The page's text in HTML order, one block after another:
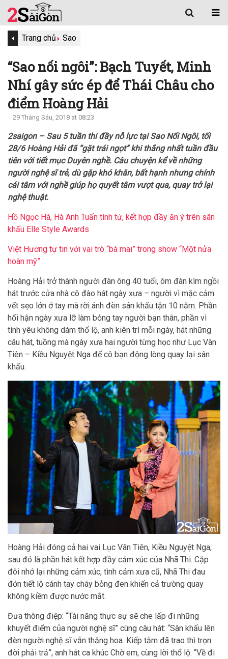
Trang chủ Sao
“Sao nối ngôi”: Bạch Tuyết, Minh
Nhí gây sức ép để Thái Châu cho
điểm Hoàng Hải
29 Tháng Sáu, 2018 at 08:23
2saigon – Sau 5 tuần thi đầy nỗ lực tại Sao Nối Ngôi, tối
28/6 Hoàng Hải đã “gặt trái ngọt” khi thắng nhất tuần đầu
tiên với tiết mục Duyên nghề. Câu chuyện kể về những
người nghệ sĩ trẻ, dù gặp khó khăn, bất hạnh nhưng chính
cái tâm với nghề giúp họ quyết tâm vượt qua, quay trở lại
nghệ thuật.
Hồ Ngọc Hà, Hà Anh Tuấn tình tứ, kết hợp đầy ăn ý trên sân
khấu Elle Style Awards
Việt Hương tự tin với vai trò “bà mai” trong show “Một nửa
hoàn mỹ”
Hoàng Hải trở thành người đàn ông 40 tuổi, ôm đàn kìm ngồi
hát trước cửa nhà cô đào hát ngày xưa – người vì mặc cảm
vết sẹo lớn ở tay mà rời ánh đèn sân khấu tận 10 năm. Phần
hối hận ngày xưa lỡ làm bỏng tay người bạn thân, phần vì
tình yêu không dám thổ lộ, anh kiên trì mỗi ngày, hát những
câu hát, tuồng mà ngày xưa hai người từng học như Lục Vân
Tiên – Kiều Nguyệt Nga để cô bạn động lòng quay lại sân
khấu.
Hoàng Hải đóng cả hai vai Lục Vân Tiên, Kiều Nguyệt Nga,
sau đó là phần hát kết hợp đầy cảm xúc của Nhã Thi. Cặp
đôi nhớ lại những cảm xúc, tình cảm xưa cũ, Nhã Thi đau
đớn tiết lộ cánh tay cháy bỏng đen khiến cả trường quay
không kiềm được nước mắt.
Đưa thông điệp: “Tài năng thực sự sẽ che lấp đi những
khuyết điểm của người nghệ sĩ” cùng câu hát: “Sân khấu lên
đèn người nghệ sĩ vẫn thăng hoa. Kiếp tằm đã trao thì trọn
đời phải trả”, anh hát ca khúc Chờ em, cùng lời thổ lộ: “Về đi